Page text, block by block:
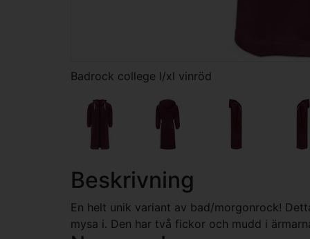
Badrock college l/xl vinröd
Beskrivning
En helt unik variant av bad/morgonrock!
mysa i. Den har två fickor och mudd i